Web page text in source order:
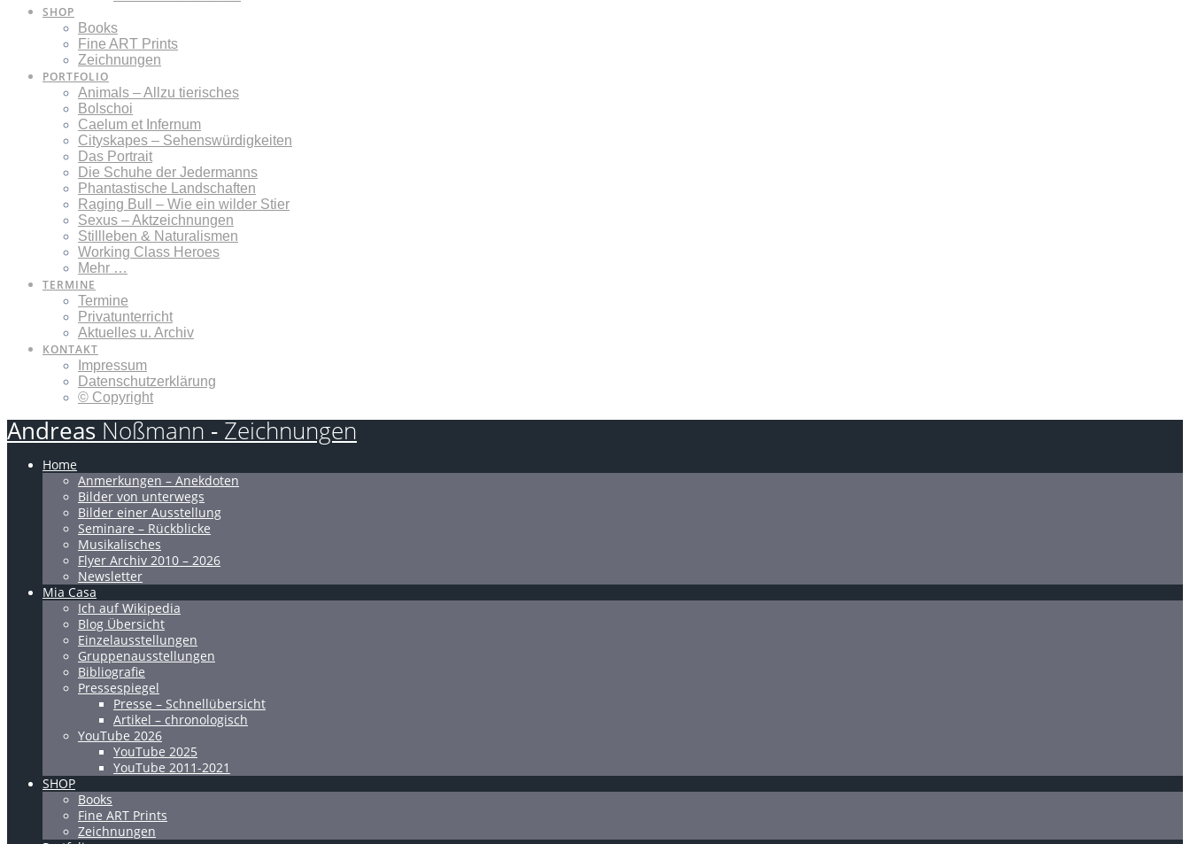
SHOP
Books
Fine ART Prints
Zeichnungen
PORTFOLIO
Animals – Allzu tierisches
Bolschoi
Caelum et Infernum
Cityskapes – Sehenswürdigkeiten
Das Portrait
Die Schuhe der Jedermanns
Phantastische Landschaften
Raging Bull – Wie ein wilder Stier
Sexus – Aktzeichnungen
Stillleben & Naturalismen
Working Class Heroes
Mehr …
TERMINE
Termine
Privatunterricht
Aktuelles u. Archiv
KONTAKT
Impressum
Datenschutzerklärung
© Copyright
Andreas Noßmann - Zeichnungen
Home
Anmerkungen – Anekdoten
Bilder von unterwegs
Bilder einer Ausstellung
Seminare – Rückblicke
Musikalisches
Flyer Archiv 2010 – 2026
Newsletter
Mia Casa
Ich auf Wikipedia
Blog Übersicht
Einzelausstellungen
Gruppenausstellungen
Bibliografie
Pressespiegel
Presse – Schnellübersicht
Artikel – chronologisch
YouTube 2026
YouTube 2025
YouTube 2011-2021
SHOP
Books
Fine ART Prints
Zeichnungen